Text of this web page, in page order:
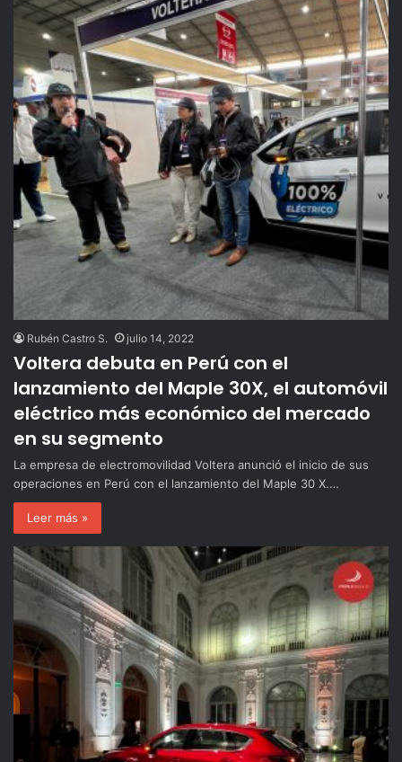
Rubén Castro S. julio 14, 2022
Voltera debuta en Perú con el
lanzamiento del Maple 30X, el automóvil
eléctrico más económico del mercado
en su segmento
La empresa de electromovilidad Voltera anunció el inicio de sus
operaciones en Perú con el lanzamiento del Maple 30 X.…
Leer más »